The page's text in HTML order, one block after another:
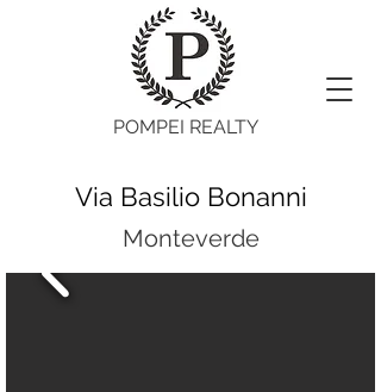
POMPEI REALTY
Via Basilio Bonanni
Monteverde